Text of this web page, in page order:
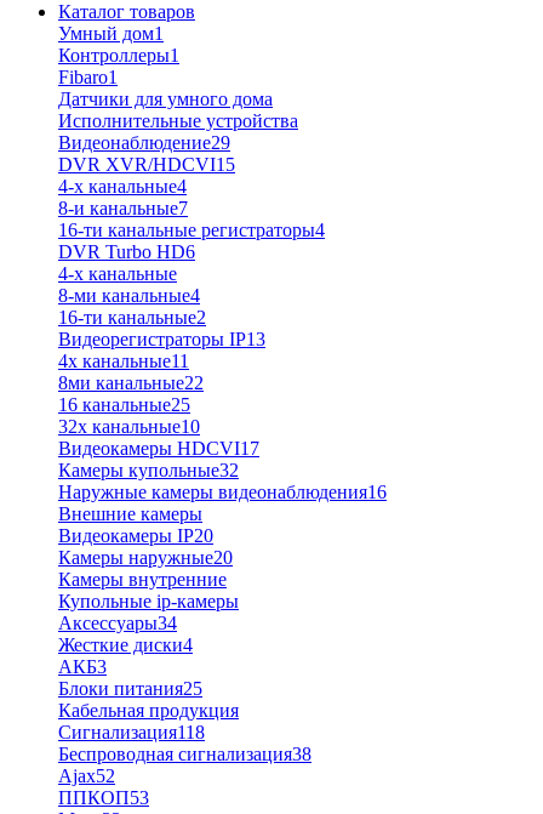
Каталог товаров
Умный дом1
Контроллеры1
Fibaro1
Датчики для умного дома
Исполнительные устройства
Видеонаблюдение29
DVR XVR/HDCVI15
4-x канальные4
8-и канальные7
16-ти канальные регистраторы4
DVR Turbo HD6
4-х канальные
8-ми канальные4
16-ти канальные2
Видеорегистраторы IP13
4х канальные11
8ми канальные22
16 канальные25
32x канальные10
Видеокамеры HDCVI17
Камеры купольные32
Наружные камеры видеонаблюдения16
Внешние камеры
Видеокамеры IP20
Камеры наружные20
Камеры внутренние
Купольные ip-камеры
Аксессуары34
Жесткие диски4
АКБ3
Блоки питания25
Кабельная продукция
Сигнализация118
Беспроводная сигнализация38
Ajax52
ППКОП53